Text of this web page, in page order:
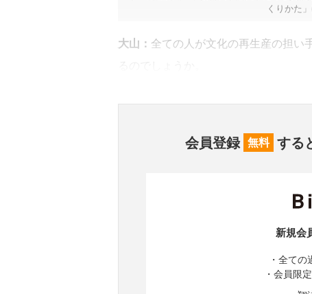
くりかた
大山： 全ての人が文化の再生産の担い
会員登録 無料 する
新規会
・全て
・会員限